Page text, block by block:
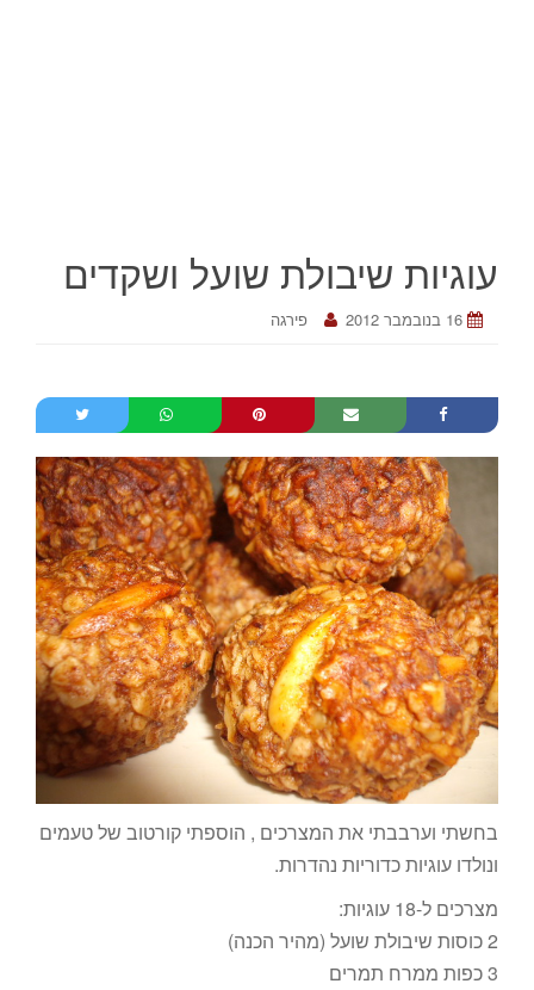
עוגיות שיבולת שועל ושקדים
16 בנובמבר 2012 פירגה
בחשתי וערבבתי את המצרכים , הוספתי קורטוב של טעמים
ונולדו עוגיות כדוריות נהדרות.
מצרכים ל-18 עוגיות:
2 כוסות שיבולת שועל (מהיר הכנה)
3 כפות ממרח תמרים